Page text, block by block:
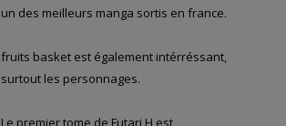
un des meilleurs manga sortis en france.
fruits basket est également intérréssant,
surtout les personnages.
Le premier tome de Futari H est